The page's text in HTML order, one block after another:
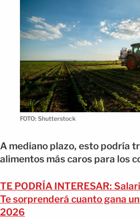
FOTO: Shutterstock
A mediano plazo, esto podría
alimentos más caros para los
TE PODRÍA INTERESAR:
Te sorprenderá cuanto gana
2026